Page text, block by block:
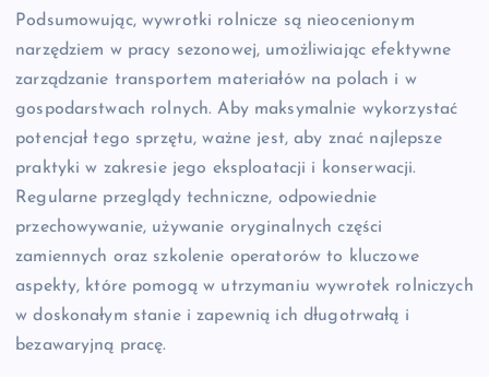
Podsumowując, wywrotki rolnicze są nieocenionym
narzędziem w pracy sezonowej, umożliwiając efektywne
zarządzanie transportem materiałów na polach i w
gospodarstwach rolnych. Aby maksymalnie wykorzystać
potencjał tego sprzętu, ważne jest, aby znać najlepsze
praktyki w zakresie jego eksploatacji i konserwacji.
Regularne przeglądy techniczne, odpowiednie
przechowywanie, używanie oryginalnych części
zamiennych oraz szkolenie operatorów to kluczowe
aspekty, które pomogą w utrzymaniu wywrotek rolniczych
w doskonałym stanie i zapewnią ich długotrwałą i
bezawaryjną pracę.